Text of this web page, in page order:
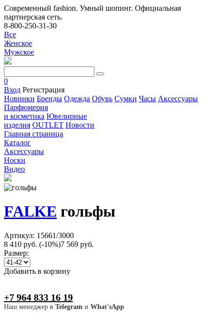
Современный fashion. Умный шопинг. Официальная
партнерская сеть.
8-800-250-31-30
Все
Женское
Мужское
0
Вход Регистрация
Новинки Бренды Одежда Обувь Сумки Часы Аксессуары
Парфюмерия
и косметика Ювелирные
изделия OUTLET Новости
Главная страница
Каталог
Аксессуары
Носки
Видео
FALKE гольфы
Артикул: 15661/3000
8 410 руб. (-10%)7 569 руб.
Размер:
Добавить в корзину
+7 964 833 16 19
Наш менеджер в Telegram и What'sApp